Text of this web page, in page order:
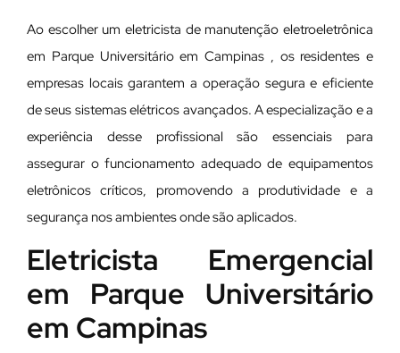
Ao escolher um eletricista de manutenção eletroeletrônica
em Parque Universitário em Campinas , os residentes e
empresas locais garantem a operação segura e eficiente
de seus sistemas elétricos avançados. A especialização e a
experiência desse profissional são essenciais para
assegurar o funcionamento adequado de equipamentos
eletrônicos críticos, promovendo a produtividade e a
segurança nos ambientes onde são aplicados.
Eletricista Emergencial
em Parque Universitário
em Campinas